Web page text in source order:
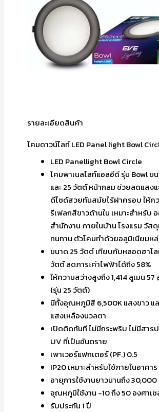
รายละเอียดสินค้า
โคมดาวน์ไลท์ LED Panel light Bowl
LED Panellight Bowl Circle
โคมพาเนลไลท์แอลอีดี รุ่น Bowl ขน
และ 25 วัตต์ หน้ากลม ช่วยลดแสง
ดีไซด์สวยทันสมัยไร้ฝาครอบ ให้ค
รีเฟลกสีขาวด้านใน เหมาะสำหรับ
สำนักงาน ภายในบ้าน โรงแรม วัส
ทนทาน ตัวโคมทำด้วยอลูมิเนียมห
ขนาด 25 วัตต์ เทียบกับหลอดฮาโ
วัตต์ ลดภาระค่าไฟฟ้าได้ถึง 58%
ให้ความสว่างสูงถึง 1,414 ลูเมน
(รุ่น 25 วัตต์)
มีทั้งอุณหภูมิสี 6,500K แสงขาว แ
แสงเหลืองนวลตา
เปิดติดทันที ไม่มีกระพริบ ไม่มีสาร
UV ที่เป็นอันตราย
เพาเวอร์แฟกเตอร์ (PF.) 0.5
IP20 เหมาะสำหรับใช้ภายในอาคาร
อายุการใช้งานยาวนานถึง 30,000
อุณหภูมิใช้งาน -10 ถึง 50 องศาเ
รับประกัน 1 ปี